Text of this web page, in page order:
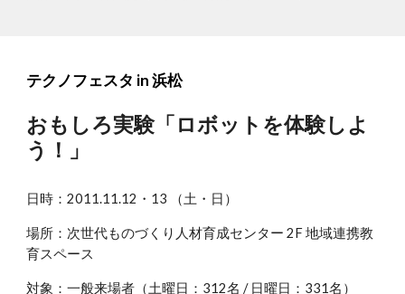
テクノフェスタ in 浜松
おもしろ実験「ロボットを体験しよ
う！」
日時：2011.11.12・13 （土・日）
場所：次世代ものづくり人材育成センター 2F 地域連携教
育スペース
対象：一般来場者（土曜日：312名 / 日曜日：331名）